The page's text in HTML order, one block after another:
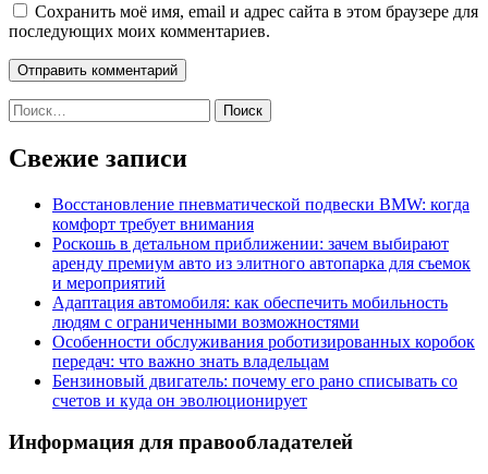
Сохранить моё имя, email и адрес сайта в этом браузере для
последующих моих комментариев.
Найти:
Свежие записи
Восстановление пневматической подвески BMW: когда
комфорт требует внимания
Роскошь в детальном приближении: зачем выбирают
аренду премиум авто из элитного автопарка для съемок
и мероприятий
Адаптация автомобиля: как обеспечить мобильность
людям с ограниченными возможностями
Особенности обслуживания роботизированных коробок
передач: что важно знать владельцам
Бензиновый двигатель: почему его рано списывать со
счетов и куда он эволюционирует
Информация для правообладателей